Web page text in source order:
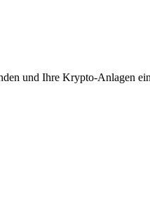
und Ihre Krypto-Anlagen